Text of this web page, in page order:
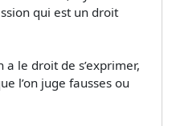
qui est un droit
le droit de s’exprimer,
l’on juge fausses ou